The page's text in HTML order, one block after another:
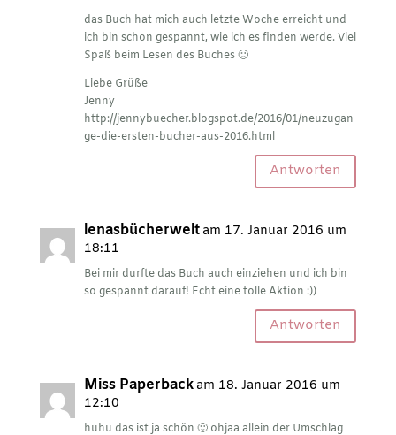
das Buch hat mich auch letzte Woche erreicht und
ich bin schon gespannt, wie ich es finden werde. Viel
Spaß beim Lesen des Buches 🙂
Liebe Grüße
Jenny
http://jennybuecher.blogspot.de/2016/01/neuzugan
ge-die-ersten-bucher-aus-2016.html
Antworten
lenasbücherwelt am 17. Januar 2016 um
18:11
Bei mir durfte das Buch auch einziehen und ich bin
so gespannt darauf! Echt eine tolle Aktion :))
Antworten
Miss Paperback am 18. Januar 2016 um
12:10
huhu das ist ja schön 🙂 ohjaa allein der Umschlag